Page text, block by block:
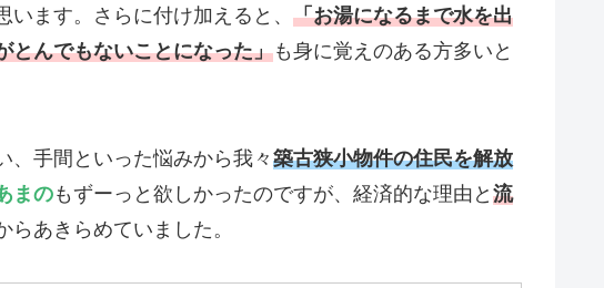
ます。さらに付け加えると、 「お湯になるまで水を出
とんでもないことになった」も身に覚えのある方多いと
、手間といった悩みから我々 築古狭小物件の住民を解放
まのもずーっと欲しかったのですが、経済的な理由と 流
らあきらめていました。